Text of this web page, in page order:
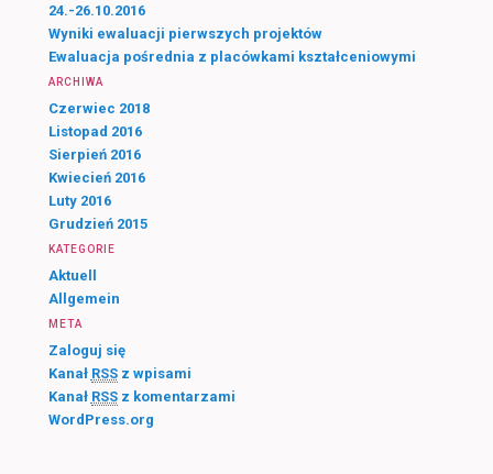
24.-26.10.2016
Wyniki ewaluacji pierwszych projektów
Ewaluacja pośrednia z placówkami kształceniowymi
ARCHIWA
Czerwiec 2018
Listopad 2016
Sierpień 2016
Kwiecień 2016
Luty 2016
Grudzień 2015
KATEGORIE
Aktuell
Allgemein
META
Zaloguj się
Kanał RSSz wpisami
Kanał RSSz komentarzami
WordPress.org